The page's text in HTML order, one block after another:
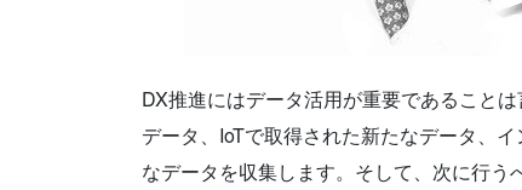
DX推進にはデータ活用が重要であること
データ、IoTで取得された新たなデータ、
なデータを収集します。そして、次に行